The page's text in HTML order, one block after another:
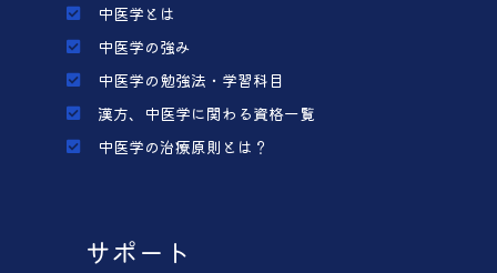
中医学とは
中医学の強み
中医学の勉強法・学習科目
漢方、中医学に関わる資格一覧
中医学の治療原則とは？
サポート